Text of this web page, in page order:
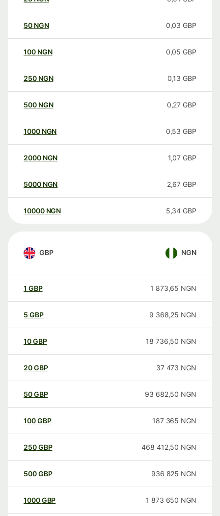
50 NGN 0,03 GBP
100 NGN 0,05 GBP
250 NGN 0,13 GBP
500 NGN 0,27 GBP
1000 NGN 0,53 GBP
2000 NGN 1,07 GBP
5000 NGN 2,67 GBP
10000 NGN 5,34 GBP
GBP NGN
1 GBP 1 873,65 NGN
5 GBP 9 368,25 NGN
10GBP 18 736,50 NGN
20GBP 37 473 NGN
50GBP 93 682,50 NGN
100GBP 187 365 NGN
250GBP 468 412,50 NGN
500GBP 936 825 NGN
1000GBP 1 873 650 NGN